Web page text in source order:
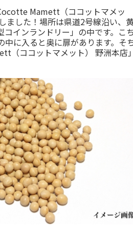
Mamett（ココットマメッ
ました！場所は県道2号線沿い、
インランドリー」の中です。こ
中に入ると奥に扉があります。そ
（ココットマメット） 野洲本店